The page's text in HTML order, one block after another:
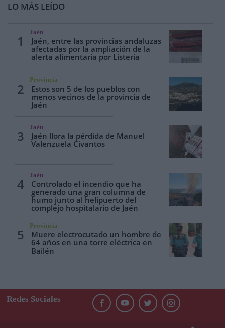
LO MÁS LEÍDO
1
Jaén
Jaén, entre las provincias andaluzas
afectadas por la ampliación de la
alerta alimentaria por Listeria
2
Provincia
Estos son 5 de los pueblos con
menos vecinos de la provincia de
Jaén
3
Jaén
Jaén llora la pérdida de Manuel
Valenzuela Civantos
4
Jaén
Controlado el incendio que ha
generado una gran columna de
humo junto al helipuerto del
complejo hospitalario de Jaén
5
Provincia
Muere electrocutado un hombre de
64 años en una torre eléctrica en
Bailén
Redes Sociales